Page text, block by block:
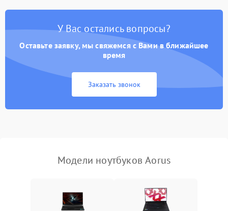
быстрая разрядка,
Неисправность зарядного
питания
2000 ₽ Подробнее →
неисправности кулера
пропадание диска
оперативной памяти:
вылеты приложений,
Подробнее →
У Вас остались вопросы?
Оставьте заявку, мы свяжемся с Вами в ближайшее
время
Заказать звонок
Модели ноутбуков Aorus